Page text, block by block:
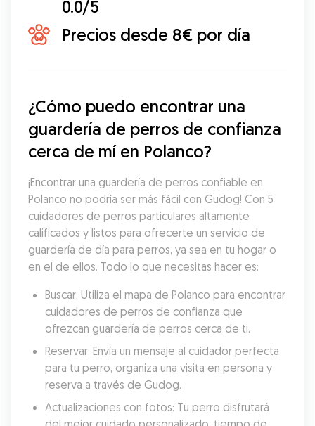
0.0/5
Precios desde 8€ por día
¿Cómo puedo encontrar una
guardería de perros de confianza
cerca de mí en Polanco?
¡Encontrar una guardería de perros confiable en
Polanco no podría ser más fácil con Gudog! Con 5
cuidadores de perros particulares altamente
calificados y listos para ofrecerte un servicio de
guardería de día para perros, ya sea en tu hogar o
en el de ellos. Todo lo que necesitas hacer es:
Buscar: Utiliza el mapa de Polanco para encontrar
cuidadores de perros de confianza que
ofrezcan guardería de perros cerca de ti.
Reservar: Envía un mensaje al cuidador perfecta
para tu perro, organiza una visita en persona y
reserva a través de Gudog.
Actualizaciones con fotos: Tu perro disfrutará